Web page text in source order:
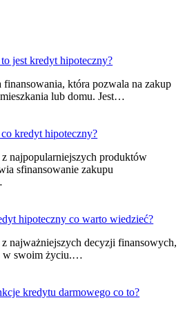
jest kredyt hipoteczny?
która pozwala na zakup
lub domu. Jest…
kredyt hipoteczny?
najpopularniejszych produktów
sfinansowanie zakupu
hipoteczny co warto wiedzieć?
najważniejszych decyzji finansowych,
w swoim życiu.…
kredytu darmowego co to?